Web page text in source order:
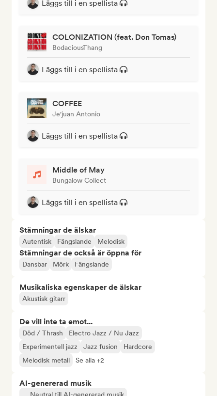
Läggs till i en spellista
COLONIZATION (feat. Don Tomas)
BodaciousThang
Läggs till i en spellista
COFFEE
Je'juan Antonio
Läggs till i en spellista
Middle of May
Bungalow Collect
Läggs till i en spellista
Stämningar de älskar
Autentisk Fängslande Melodisk
Stämningar de också är öppna för
Dansbar Mörk Fängslande
Musikaliska egenskaper de älskar
Akustisk gitarr
De vill inte ta emot...
Död / Thrash
Electro Jazz / Nu Jazz
Experimentell jazz
Jazz fusion
Hardcore
Melodisk metall
Se alla +2
AI-genererad musik